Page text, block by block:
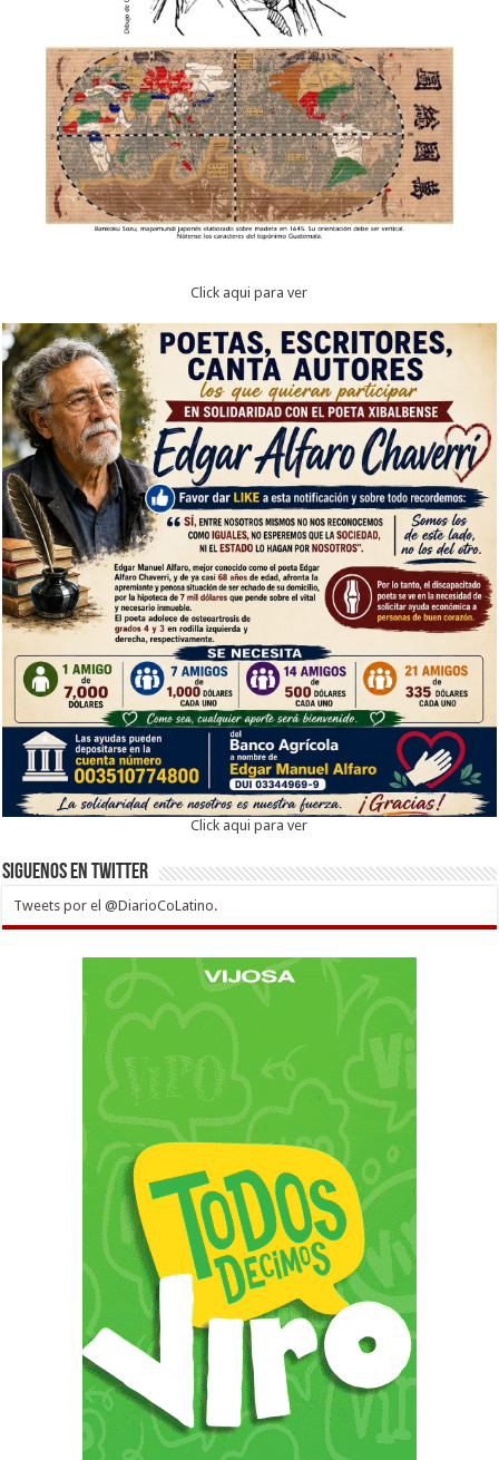
Click aqui para ver
Click aqui para ver
Siguenos en twitter
Tweets por el @DiarioCoLatino.